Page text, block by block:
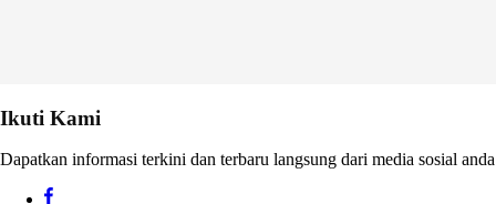
Ikuti Kami
Dapatkan informasi terkini dan terbaru langsung dari media sosial anda